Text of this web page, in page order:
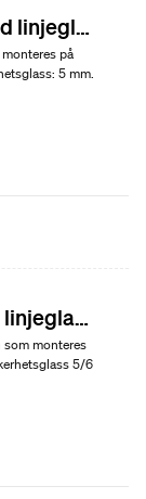
Langfoss skjermvegg 230 med linjeglass og hylle
på
5 mm.
Langfoss hjørnedusj 230 med linjeglass og hylle
monteres
5/6